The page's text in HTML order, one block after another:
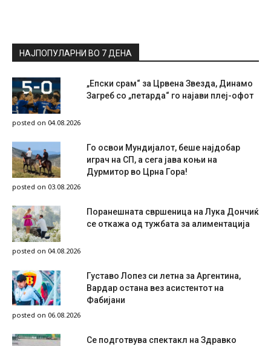
НАЈПОПУЛАРНИ ВО 7 ДЕНА
„Епски срам“ за Црвена Звезда, Динамо
Загреб со „петарда“ го најави плеј-офот
posted on 04.08.2026
Го освои Мундијалот, беше најдобар
играч на СП, а сега јава коњи на
Дурмитор во Црна Гора!
posted on 03.08.2026
Поранешната свршеница на Лука Дончиќ
се откажа од тужбата за алиментација
posted on 04.08.2026
Густаво Лопез си летна за Аргентина,
Вардар остана вез асистентот на
Фабијани
posted on 06.08.2026
Се подготвува спектакл на Здравко